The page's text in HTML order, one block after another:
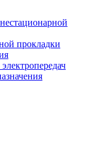
прокладки